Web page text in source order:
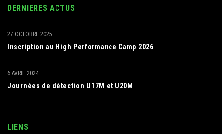
DERNIERES ACTUS
Inscription au High Performance Camp 2026
27 OCTOBRE 2025
Journées de détection U17M et U20M
6 AVRIL 2024
LIENS